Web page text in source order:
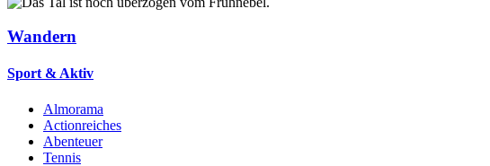
Wandern
Sport & Aktiv
Almorama
Actionreiches
Abenteuer
Tennis